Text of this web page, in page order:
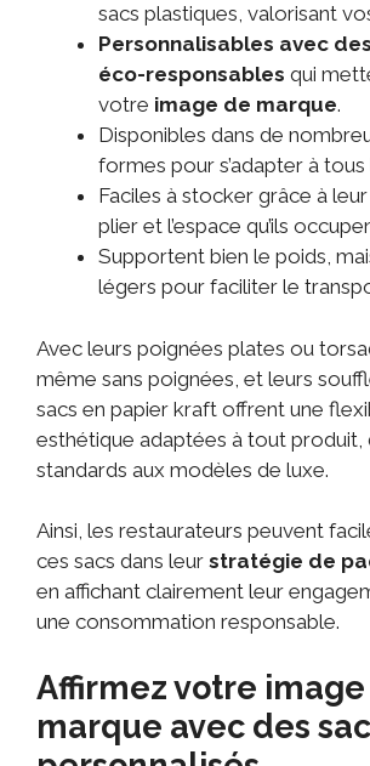
sacs plastiques, valorisant
Personnalisables avec
éco-responsables qui
votre image de marque.
Disponibles dans de
formes pour s’adapter à
Faciles à stocker grâce à
plier et l’espace qu’ils
Supportent bien le poids,
légers pour faciliter le
Avec leurs poignées plates ou
même sans poignées, et leurs
sacs en papier kraft offrent une
esthétique adaptées à tout produit,
standards aux modèles de luxe.
Ainsi, les restaurateurs peuvent
ces sacs dans leur stratégie de
en affichant clairement leur
une consommation responsable.
Affirmez votre
marque avec des